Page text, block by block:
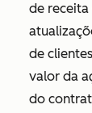
de receita
de
valor da
do